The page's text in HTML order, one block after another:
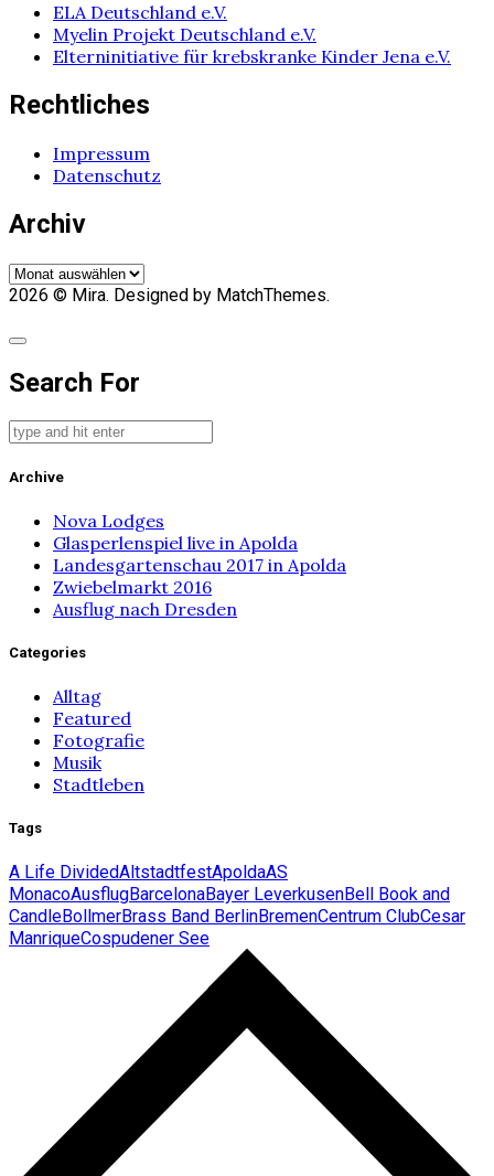
ELA Deutschland e.V.
Myelin Projekt Deutschland e.V.
Elterninitiative für krebskranke Kinder Jena e.V.
Rechtliches
Impressum
Datenschutz
Archiv
Archiv
2026 © Mira. Designed by MatchThemes.
Search For
Archive
Nova Lodges
Glasperlenspiel live in Apolda
Landesgartenschau 2017 in Apolda
Zwiebelmarkt 2016
Ausflug nach Dresden
Categories
Alltag
Featured
Fotografie
Musik
Stadtleben
Tags
A Life DividedAltstadtfestApoldaAS
MonacoAusflugBarcelonaBayer LeverkusenBell Book and
CandleBollmerBrass Band BerlinBremenCentrum ClubCesar
ManriqueCospudener See